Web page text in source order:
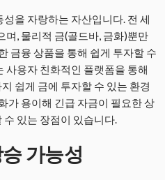
을 자랑하는 자산입니다. 전 세
며, 물리적 금(골드바, 금화)뿐만
금융 상품을 통해 쉽게 투자할 수
사용자 친화적인 플랫폼을 통해
쉽게 금에 투자할 수 있는 환경
가 용이해 긴급 자금이 필요한 상
있는 장점이 있습니다.
가능성